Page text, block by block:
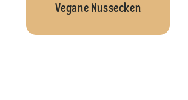
Vegane Nussecken